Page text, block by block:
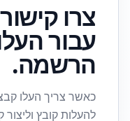
צרו
עבור
הרשמה.
להעלות קובץ